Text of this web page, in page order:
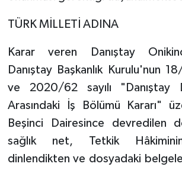
TÜRK MİLLETİ ADINA
Karar veren Danıştay
Danıştay Başkanlık Kurulu'nun
ve 2020/62 sayılı "Danıştay
Arasındaki İş Bölümü Kararı"
Beşinci Dairesince devredilen
sağlık net, Tetkik Hâkiminin
dinlendikten ve dosyadaki